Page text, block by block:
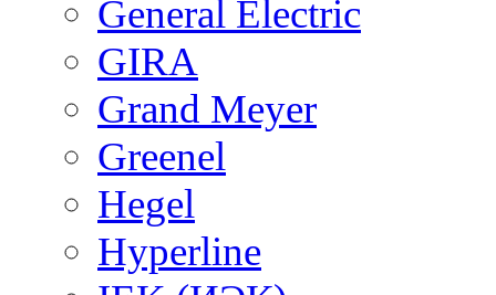
General Electric
GIRA
Grand Meyer
Greenel
Hegel
Hyperline